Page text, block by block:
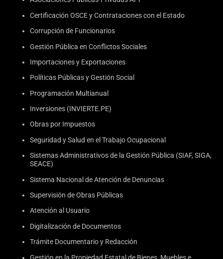
Certificación OSCE y Contrataciones con el Estado
Corrupción de Funcionarios
Gestión Pública en Conflictos Sociales
Importaciones y Exportaciones
Políticas Públicas y Gestión Social
Programación Multianual
Inversiones (INVIERTE.PE)
Obras por Impuestos
Seguridad y Salud en el Trabajo Ocupacional
Sistemas Administrativos de la Gestión Pública (SIAF, SIGA,
SEACE)
Sistema Nacional de Atención de Denuncias
Supervisión de Obras Públicas
Atención al Usuario
Digitalización de Documentos
Trámite Documentario y Redacción
Gestión en la Propiedad Estatal de Bienes, Muebles e